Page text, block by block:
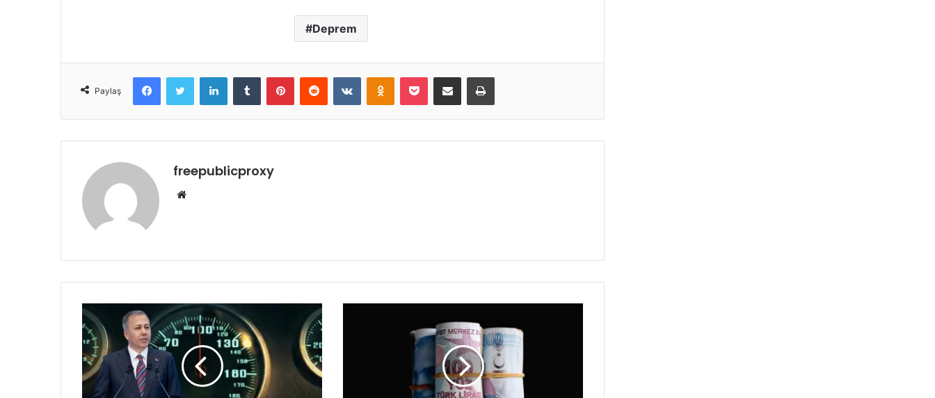
Deprem
Paylaş
FacebookTwitter LinkedInTumblr PinterestReddit VKontakteOdnoklassniki
Pocket E-Posta ile paylaş Yazdır
freepublicproxy
Web